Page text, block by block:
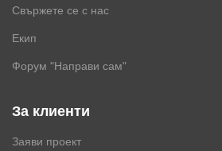
Свържете се с нас
Екип
Форум "Направи сам"
За клиенти
Заяви проект